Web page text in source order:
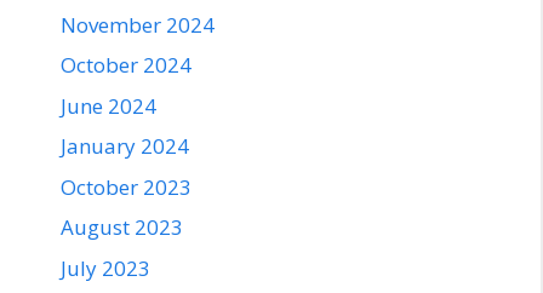
November 2024
October 2024
June 2024
January 2024
October 2023
August 2023
July 2023